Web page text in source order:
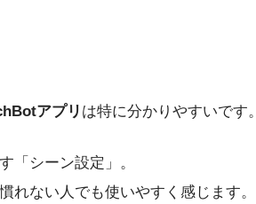
アプリ は特に分かりやすいです。
「シーン設定」。
れない人でも使いやすく感じます。